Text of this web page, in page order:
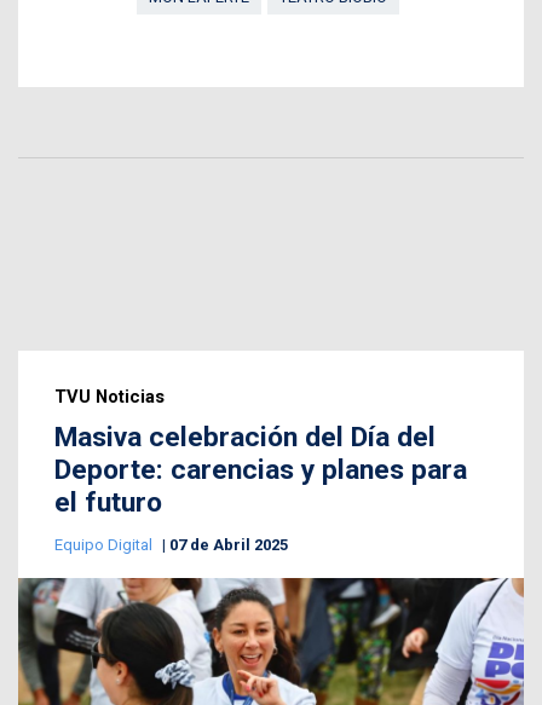
TVU Noticias
Masiva celebración del Día del
Deporte: carencias y planes para
el futuro
Equipo Digital 07 de Abril 2025